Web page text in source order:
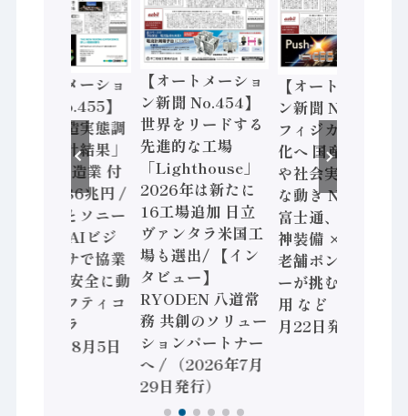
【オートメーショ
ン新聞 No.455】
「経済構造実態調
査二次集計結果」
2024年製造業 付
加価値額86兆円 /
三菱電機とソニー
セミコン AIビジ
ョンセンサで協業
/ IDEC、安全に動
かすセーフティコ
ントローラ
（2026年8月5日
【オートメーショ
ン新聞 No.454】
世界をリードする
先進的な工場
「Lighthouse」
2026年は新たに
16工場追加 日立
ヴァンタラ米国工
場も選出/ 【イン
タビュー】
RYODEN 八道常
務 共創のソリュー
ションパートナー
へ / （2026年7月
29日発行）
【オートメーショ
ン新聞 No.453】
フィジカルAI本格
化へ 国産AI開発
や社会実装に活発
な動き Noetra、
富士通、日立 / 兵
神装備 × HMS、
老舗ポンプメーカ
ーが挑むデータ活
用 など（2026年7
月22日発行）